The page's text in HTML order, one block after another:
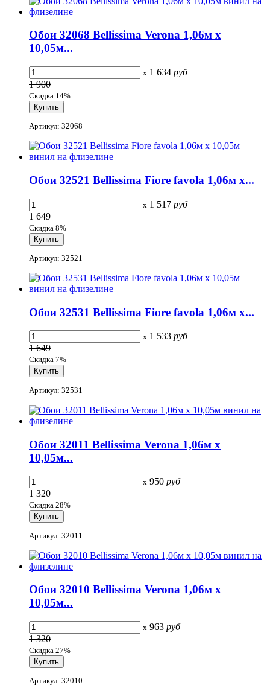
Обои 32068 Bellissima Verona 1,06м х
10,05м...
x 1 634 руб
1 900
Скидка 14%
Артикул: 32068
Обои 32521 Bellissima Fiore favola 1,06м х...
x 1 517 руб
1 649
Скидка 8%
Артикул: 32521
Обои 32531 Bellissima Fiore favola 1,06м х...
x 1 533 руб
1 649
Скидка 7%
Артикул: 32531
Обои 32011 Bellissima Verona 1,06м х
10,05м...
x 950 руб
1 320
Скидка 28%
Артикул: 32011
Обои 32010 Bellissima Verona 1,06м х
10,05м...
x 963 руб
1 320
Скидка 27%
Артикул: 32010